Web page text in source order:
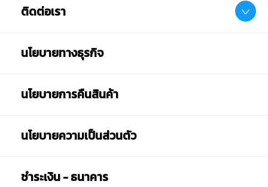
ติดต่อเรา
นโยบายทางธุรกิจ
นโยบายการคืนสินค้า
นโยบายความเป็นส่วนตัว
ชำระเงิน - ธนาคาร